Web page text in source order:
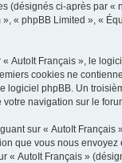
ci-après par
« phpBB Limited », «
AutoIt Français », le
cookies ne
phpBB. Un
navigation sur le
sur « AutoIt
que vous nous
AutoIt Français »